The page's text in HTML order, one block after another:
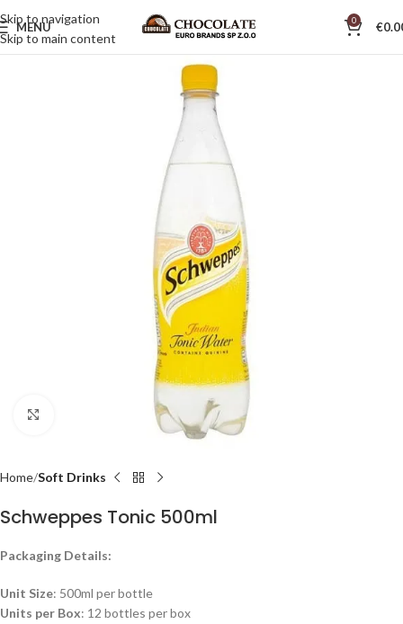
Skip to navigation
Skip to main content
MENU 0 €
Home Soft Drinks
Schweppes Tonic 500ml
Packaging Details:
Unit Size: 500ml per bottle
Units per Box: 12 bottles per box